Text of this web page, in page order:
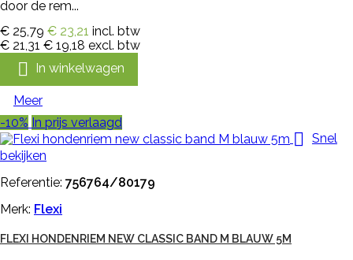
door de rem...
€ 25,79 € 23,21 incl. btw
€ 21,31 € 19,18 excl. btw
 In winkelwagen
Meer
-10% In prijs verlaagd
 Snel
bekijken
Referentie: 756764/80179
Merk: Flexi
FLEXI HONDENRIEM NEW CLASSIC BAND M BLAUW 5M